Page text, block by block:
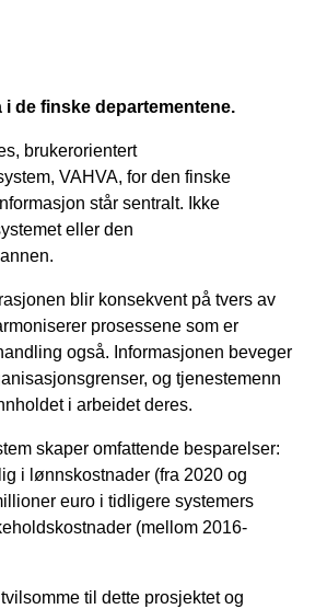
de finske departementene.
brukerorientert
VAHVA, for den finske
står sentralt. Ikke
eller den
blir konsekvent på tvers av
prosessene som er
også. Informasjonen beveger
og tjenestemenn
i arbeidet deres.
skaper omfattende besparelser:
i lønnskostnader (fra 2020 og
euro i tidligere systemers
(mellom 2016-
til dette prosjektet og